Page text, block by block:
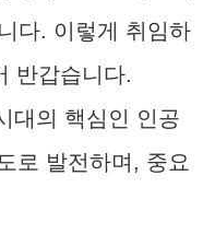
다. 이렇게 취임하
반갑습니다.
대의 핵심인 인공
로 발전하며, 중요